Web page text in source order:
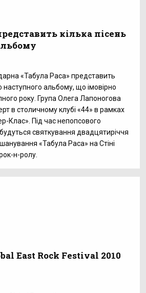
кілька пісень
«Табула Раса» представить
наступного альбому, що імовірно
року. Група Олега Лапоногова
в столичному клубі «44» в рамках
Клас». Під час непопсового
святкування двадцятиріччя
«Табула Раса» на Стіні
н-ролу.
East Rock Festival 2010